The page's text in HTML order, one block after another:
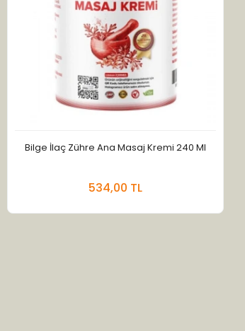
Bilge İlaç Zühre Ana Masaj Kremi 240 Ml
534,00 TL